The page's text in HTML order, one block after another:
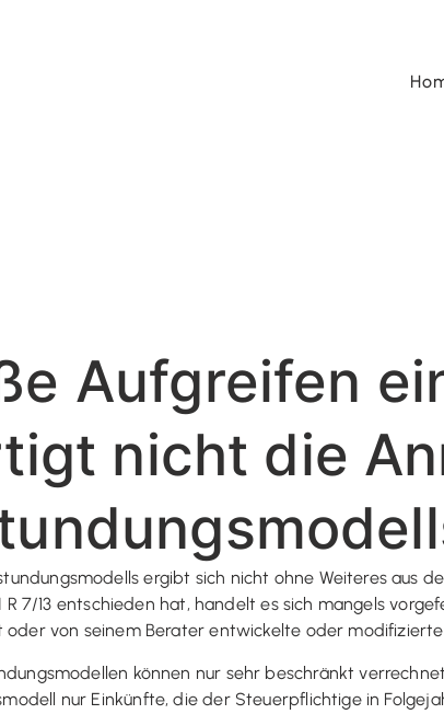
Aufgreifen
nicht die
ergibt sich nicht ohne Weiteres aus
R 7/13 entschieden hat, handelt es sich mangels
oder von seinem Berater entwickelte oder
können nur sehr beschränkt
nur Einkünfte, die der Steuerpflichtige in